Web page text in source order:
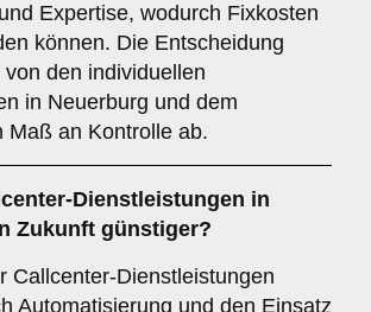
Expertise, wodurch Fixkosten
können. Die Entscheidung
von den individuellen
in Neuerburg und dem
Maß an Kontrolle ab.
Dienstleistungen in
Zukunft günstiger?
Callcenter-Dienstleistungen
Automatisierung und den Einsatz